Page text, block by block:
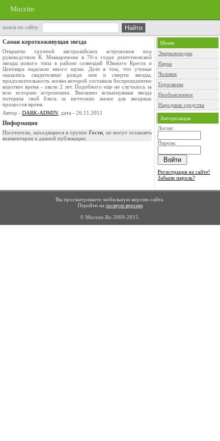
Murzim
поиск по сайту
Самая короткоживущая звезда
Открытие группой австралийских астрономов под
руководством К. Маккаренома в 70-х годах рентгеновской
звезды нового типа в районе созвездий Южного Креста и
Центавра наделало много шума. Дело в том, что ученые
оказались свидетелями рожде ния и смерти звезды,
продолжительность жизни которой составила беспрецедентно
короткое время - около 2 лет. Подобного еще не случалось за
всю историю астрономии. Внезапно вспыхнувшая звезда
потеряла свой блеск за ничтожно малое для звездных
процессов время.
Автор - DARK-ADMIN , дата - 26.11.2011
Информация
Посетители, находящиеся в группе Гости, не могут оставлять
комментарии к данной публикации.
Меню
Энциклопедии
Наука
Человек
Гороскопы
Необъяснимое
Народные средства
Авторизация
Логин:
Пароль:
Регистрация на сайте!
Забыли пароль?
Вы просматриваете мобильную версию сайта.
Перейти на полную версию
© Murzim.Ru 2009-2015.